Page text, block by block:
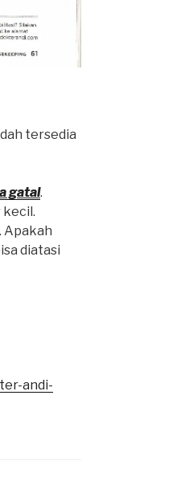
tersedia
gatal.
kecil.
Apakah
diatasi
andi-